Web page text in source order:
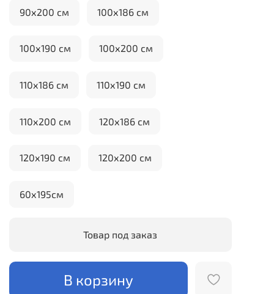
Товар под заказ
В корзину
90х200 см 100х186 см
100х190 см 100х200 см
110х186 см 110х190 см
110х200 см 120х186 см
120х190 см 120х200 см
60х195см